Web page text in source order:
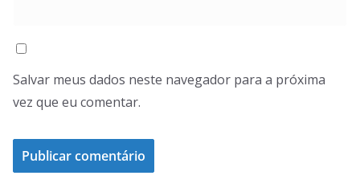
Salvar meus dados neste navegador para a próxima
vez que eu comentar.